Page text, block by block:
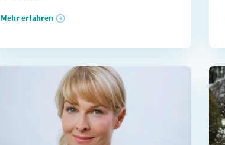
Mehr erfahren